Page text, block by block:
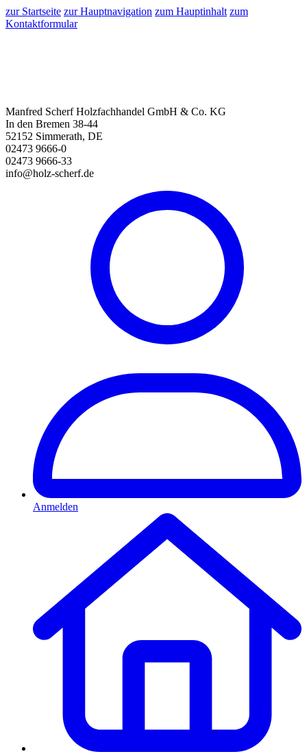
zur Startseite zur Hauptnavigation zum Hauptinhalt zum
Kontaktformular
Manfred Scherf Holzfachhandel GmbH & Co. KG
In den Bremen 38-44
52152 Simmerath, DE
02473 9666-0
02473 9666-33
info@holz-scherf.de
Anmelden